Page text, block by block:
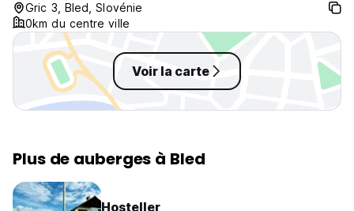
Gric 3, Bled, Slovénie
0km du centre ville
Voir la carte
Plus de auberges à Bled
Hosteller